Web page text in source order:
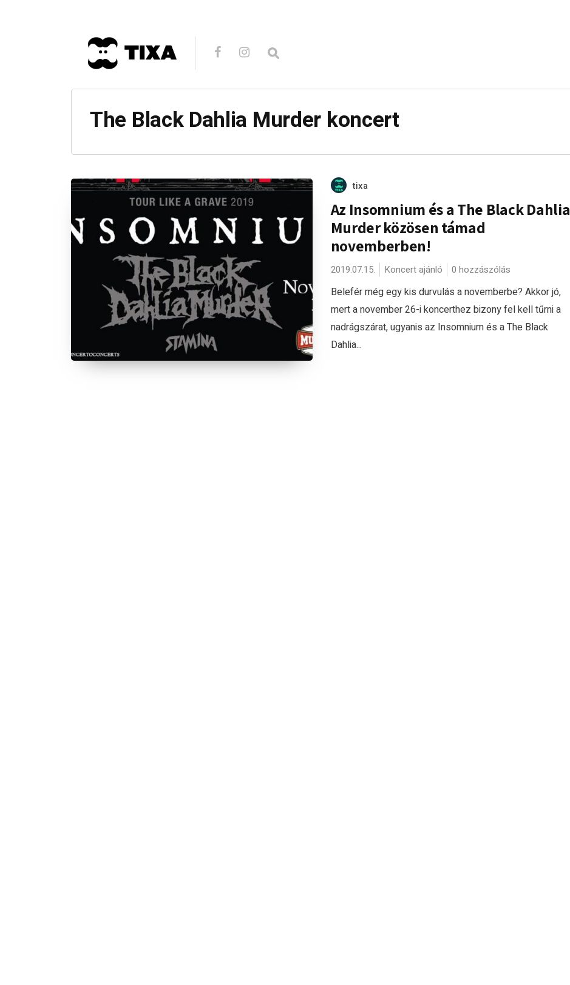
The Black Dahlia Murder koncert
tixa
Az Insomnium és a The Black Dahlia
Murder közösen támad
novemberben!
2019.07.15. Koncert ajánló 0 hozzászólás
Belefér még egy kis durvulás a novemberbe? Akkor jó,
mert a november 26-i koncerthez bizony fel kell tűrni a
nadrágszárat, ugyanis az Insomnium és a The Black
Dahlia...